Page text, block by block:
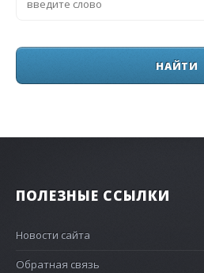
ПОЛЕЗНЫЕ ССЫЛКИ
Новости сайта
Обратная связь